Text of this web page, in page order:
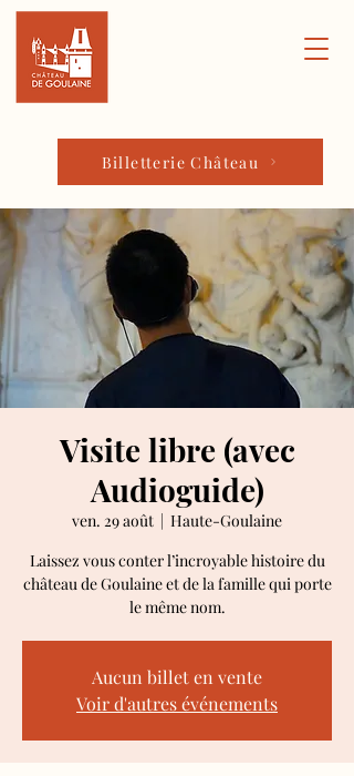
Billetterie Château
Visite libre (avec
Audioguide)
ven. 29 août
  |
Haute-Goulaine
Laissez vous conter l’incroyable histoire du
château de Goulaine et de la famille qui porte
le même nom.
Aucun billet en vente
Voir d'autres événements